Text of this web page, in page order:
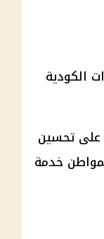
الكودية
على تحسين
خدمة